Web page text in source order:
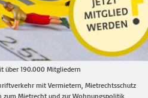
über 190.000 Mitgliedern
mit Vermietern, Mietrechtsschutz
Mietrecht und zur Wohnungspolitik